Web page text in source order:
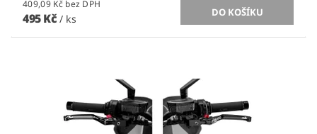
409,09 Kč bez DPH
495 Kč / ks